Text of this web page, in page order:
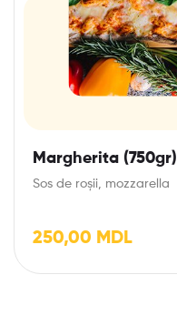
Margherita (750gr)
Sos de roșii, mozzarella
250,00 MDL